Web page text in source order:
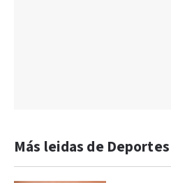
Más leidas de Deportes